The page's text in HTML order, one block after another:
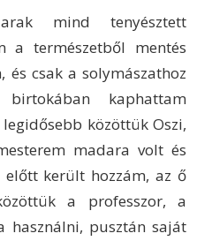
mind tenyésztett
a természetből mentés
és csak a solymászathoz
birtokában kaphattam
közöttük Oszi,
madara volt és
került hozzám, az ő
a professzor, a
használni, pusztán saját